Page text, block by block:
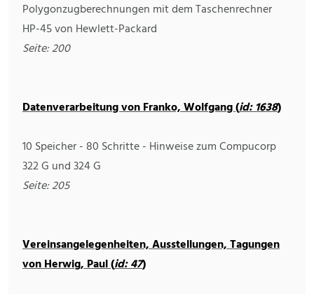
Polygonzugberechnungen mit dem Taschenrechner
HP-45 von Hewlett-Packard
Seite: 200
Datenverarbeitung von Franko, Wolfgang (id: 1638)
10 Speicher - 80 Schritte - Hinweise zum Compucorp
322 G und 324 G
Seite: 205
Vereinsangelegenheiten, Ausstellungen, Tagungen
von Herwig, Paul (id: 47)